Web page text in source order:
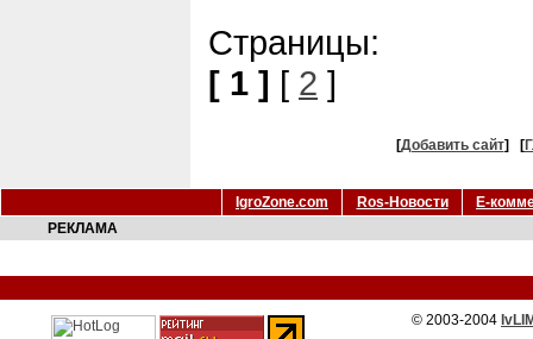
Страницы:
[ 1 ] [ 2 ]
[Добавить сайт] [
IgroZone.com Ros-Новости
Е-
РЕКЛАМА
© 2003-2004